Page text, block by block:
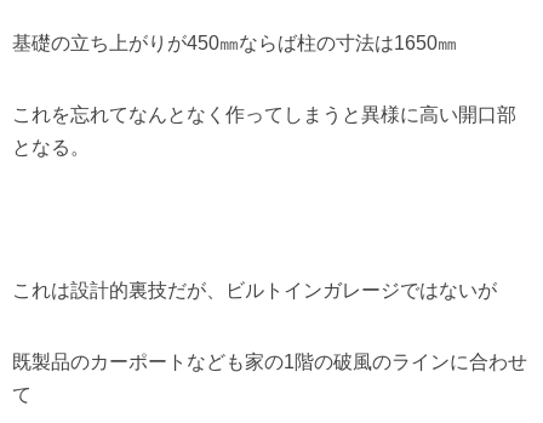
基礎の立ち上がりが450㎜ならば柱の寸法は1650㎜
これを忘れてなんとなく作ってしまうと異様に高い開口部
となる。
これは設計的裏技だが、ビルトインガレージではないが
既製品のカーポートなども家の1階の破風のラインに合わせ
て